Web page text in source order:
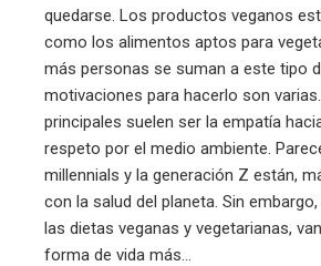
quedarse. Los productos veganos
como los alimentos aptos para
más personas se suman a este tipo
motivaciones para hacerlo son
principales suelen ser la empatía
respeto por el medio ambiente.
millennials y la generación Z están,
con la salud del planeta. Sin
las dietas veganas y vegetarianas,
forma de vida más…